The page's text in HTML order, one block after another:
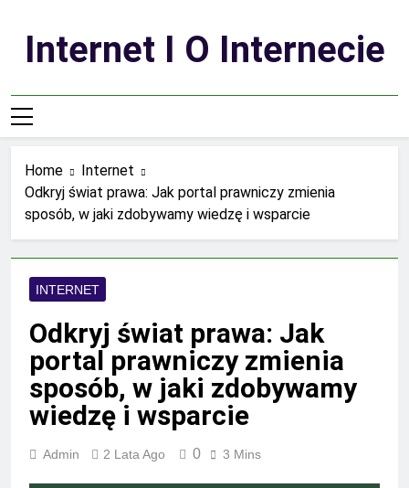
contentInternet I O Internecie
Home
Internet
Odkryj świat prawa: Jak portal prawniczy zmienia
sposób, w jaki zdobywamy wiedzę i wsparcie
INTERNET
Odkryj świat prawa: Jak
portal prawniczy zmienia
sposób, w jaki zdobywamy
wiedzę i wsparcie
Admin 2 Lata Ago 0 3 Mins